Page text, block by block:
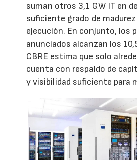
suman otros 3,1 GW IT en
suficiente grado de madurez
ejecución. En conjunto, los
anunciados alcanzan los
CBRE estima que solo
cuenta con respaldo de
y visibilidad suficiente para